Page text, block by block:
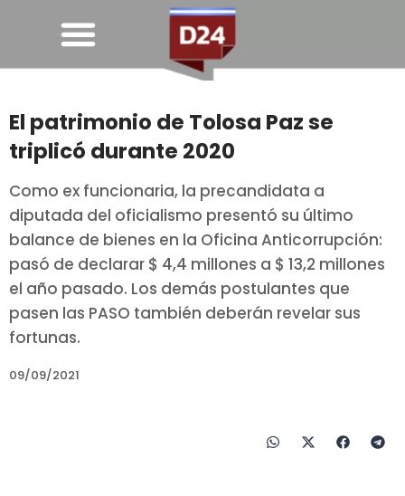
El patrimonio de Tolosa Paz se
triplicó durante 2020
Como ex funcionaria, la precandidata a
diputada del oficialismo presentó su último
balance de bienes en la Oficina Anticorrupción:
pasó de declarar $ 4,4 millones a $ 13,2 millones
el año pasado. Los demás postulantes que
pasen las PASO también deberán revelar sus
fortunas.
09/09/2021